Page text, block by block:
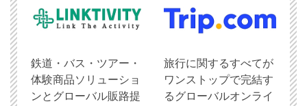
鉄道・バス・ツアー・
体験商品ソリューショ
ンとグローバル販路提
旅行に関するすべてが
ワンストップで完結す
るグローバルオンライ